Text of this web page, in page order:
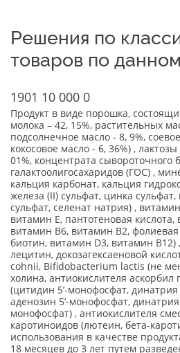
Решения по
товаров по
1901 10 000 0
Продукт в виде порошка,
молока – 42, 15%, растительных
подсолнечное масло - 8, 9%,
кокосовое масло - 6, 36%) ,
01%, концентрата сывороточного
галактоолигосахаридов (ГОС) ,
кальция карбонат, кальция
железа (II) сульфат, цинка
сульфат, селенат натрия) ,
витамин Е, пантотеновая
витамин В6, витамин В2,
биотин, витамин D3, витамин В12)
лецитин, докозагексаеновой
cohnii, Bifidobacterium lactis (не
холина, антиокислителя аскорбил
(цитидин 5’-монофосфат,
аденозин 5’-монофосфат, динатрия
монофосфат) , антиокислителя
каротиноидов (лютеин, бета-
использования в качестве
18 месяцев до 3 лет путем